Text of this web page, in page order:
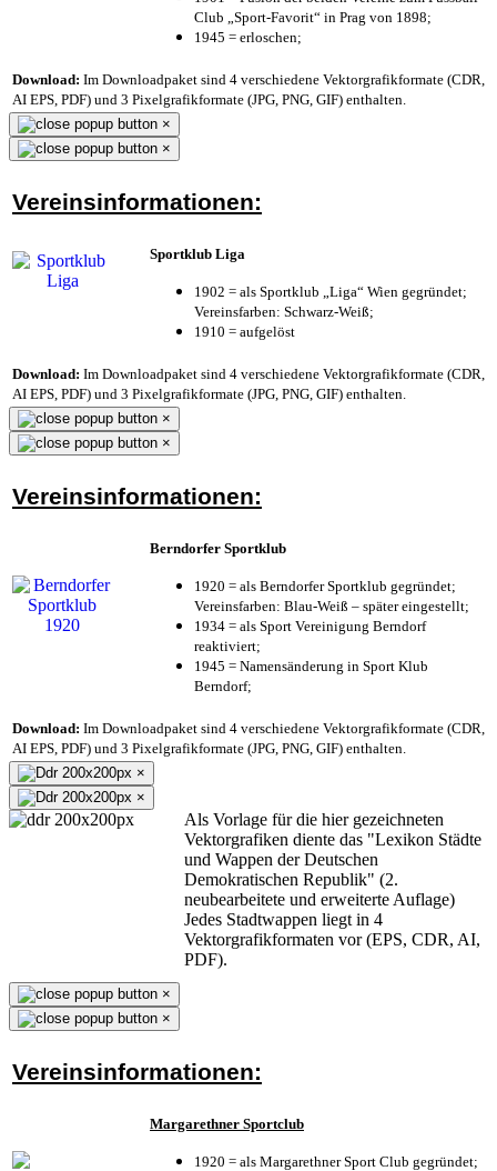
Club „Sport-Favorit“ in Prag von 1898;
1945 = erloschen;
Download: Im Downloadpaket sind 4 verschiedene Vektorgrafikformate (CDR,
AI EPS, PDF) und 3 Pixelgrafikformate (JPG, PNG, GIF) enthalten.
×
×
Vereinsinformationen:
Sportklub Liga
1902 = als Sportklub „Liga“ Wien gegründet;
Vereinsfarben: Schwarz-Weiß;
1910 = aufgelöst
Download: Im Downloadpaket sind 4 verschiedene Vektorgrafikformate (CDR,
AI EPS, PDF) und 3 Pixelgrafikformate (JPG, PNG, GIF) enthalten.
×
×
Vereinsinformationen:
Berndorfer Sportklub
1920 = als Berndorfer Sportklub gegründet;
Vereinsfarben: Blau-Weiß – später eingestellt;
1934 = als Sport Vereinigung Berndorf
reaktiviert;
1945 = Namensänderung in Sport Klub
Berndorf;
Download: Im Downloadpaket sind 4 verschiedene Vektorgrafikformate (CDR,
AI EPS, PDF) und 3 Pixelgrafikformate (JPG, PNG, GIF) enthalten.
×
×
Als Vorlage für die hier gezeichneten
Vektorgrafiken diente das "Lexikon Städte
und Wappen der Deutschen
Demokratischen Republik" (2.
neubearbeitete und erweiterte Auflage)
Jedes Stadtwappen liegt in 4
Vektorgrafikformaten vor (EPS, CDR, AI,
PDF).
×
×
Vereinsinformationen:
Margarethner Sportclub
1920 = als Margarethner Sport Club gegründet;